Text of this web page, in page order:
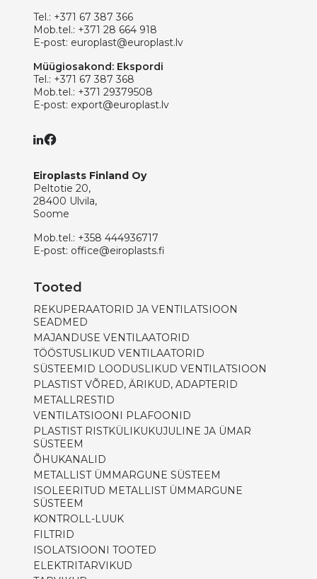
Tel.: +371 67 387 366
Mob.tel.: +371 28 664 918
E-post: europlast@europlast.lv
Müügiosakond: Ekspordi
Tel.: +371 67 387 368
Mob.tel.: +371 29379508
E-post: export@europlast.lv
Eiroplasts Finland Oy
Peltotie 20,
28400 Ulvila,
Soome
Mob.tel.: +358 444936717
E-post: office@eiroplasts.fi
Tooted
REKUPERAATORID JA VENTILATSIOON
SEADMED
MAJANDUSE VENTILAATORID
TÖÖSTUSLIKUD VENTILAATORID
SÜSTEEMID LOODUSLIKUD VENTILATSIOON
PLASTIST VÕRED, ÄRIKUD, ADAPTERID
METALLRESTID
VENTILATSIOONI PLAFOONID
PLASTIST RISTKÜLIKUKUJULINE JA ÜMAR
SÜSTEEM
ÕHUKANALID
METALLIST ÜMMARGUNE SÜSTEEM
ISOLEERITUD METALLIST ÜMMARGUNE
SÜSTEEM
KONTROLL-LUUK
FILTRID
ISOLATSIOONI TOOTED
ELEKTRITARVIKUD